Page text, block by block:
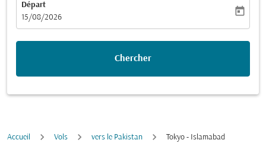
Départ
fc-booking-departure-date-aria-label
15/08/2026
today
Chercher
Accueil Vols vers le Pakistan Tokyo - Islamabad